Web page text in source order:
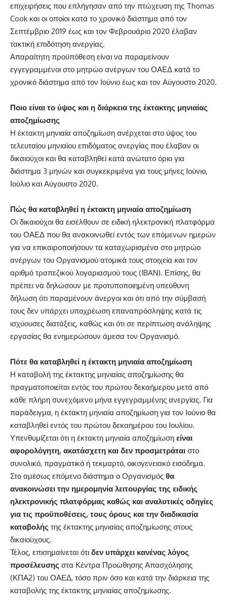
επιχειρήσεις που επλήγησαν από την πτώχευση της Thomas
Cook και οι οποίοι κατά το χρονικό διάστημα από τον
Σεπτέμβριο 2019 έως και τον Φεβρουάριο 2020 έλαβαν
τακτική επιδότηση ανεργίας.
Απαραίτητη προϋπόθεση είναι να παραμείνουν
εγγεγραμμένοι στο μητρώο ανέργων του ΟΑΕΔ κατά το
χρονικό διάστημα από τον Ιούνιο έως και τον Αύγουστο 2020.
Ποιο είναι το ύψος και η διάρκεια της έκτακτης μηνιαίας
αποζημίωσης
Η έκτακτη μηνιαία αποζημίωση ανέρχεται στο ύψος του
τελευταίου μηνιαίου επιδόματος ανεργίας που έλαβαν οι
δικαιούχοι και θα καταβληθεί κατά ανώτατο όριο για
διάστημα 3 μηνών και συγκεκριμένα για τους μήνες Ιούνιο,
Ιούλιο και Αύγουστο 2020.
Πώς θα καταβληθεί η έκτακτη μηνιαία αποζημίωση
Οι δικαιούχοι θα εισέλθουν σε ειδική ηλεκτρονική πλατφόρμα
του ΟΑΕΔ που θα ανακοινωθεί εντός των επόμενων ημερών
για να επικαιροποιήσουν τα καταχωρισμένα στο μητρώο
ανέργων του Οργανισμού ατομικά τους στοιχεία και τον
αριθμό τραπεζικού λογαριασμού τους (IBAN). Επίσης, θα
πρέπει να δηλώσουν με προτυποποιημένη υπεύθυνη
δήλωση ότι παραμένουν άνεργοι και ότι από την σύμβασή
τους δεν υπάρχει υποχρέωση επαναπρόσληψης κατά τις
ισχύουσες διατάξεις, καθώς και ότι σε περίπτωση ανάληψης
εργασίας θα ενημερώσουν άμεσα τον Οργανισμό.
Πότε θα καταβληθεί η έκτακτη μηνιαία αποζημίωση
Η καταβολή της έκτακτης μηνιαίας αποζημίωσης θα
πραγματοποιείται εντός του πρώτου δεκαήμερου μετά από
κάθε πλήρη συνεχόμενο μήνα εγγεγραμμένης ανεργίας. Για
παράδειγμα, η έκτακτη μηνιαία αποζημίωση για τον Ιούνιο θα
καταβληθεί εντός του πρώτου δεκαημέρου του Ιουλίου.
Υπενθυμίζεται ότι η έκτακτη μηνιαία αποζημίωση είναι
αφορολόγητη, ακατάσχετη και δεν προσμετράται στο
συνολικό, πραγματικό ή τεκμαρτό, οικογενειακό εισόδημα.
Στο αμέσως επόμενο διάστημα ο Οργανισμός θα
ανακοινώσει την ημερομηνία λειτουργίας της ειδικής
ηλεκτρονικής πλατφόρμας καθώς και αναλυτικές οδηγίες
για τις προϋποθέσεις, τους όρους και την διαδικασία
καταβολής της έκτακτης μηνιαίας αποζημίωσης στους
δικαιούχους.
Τέλος, επισημαίνεται ότι δεν υπάρχει κανένας λόγος
προσέλευσης στα Κέντρα Προώθησης Απασχόλησης
(ΚΠΑ2) του ΟΑΕΔ, τόσο πριν όσο και κατά την διάρκεια της
καταβολής της έκτακτης μηνιαίας αποζημίωσης.